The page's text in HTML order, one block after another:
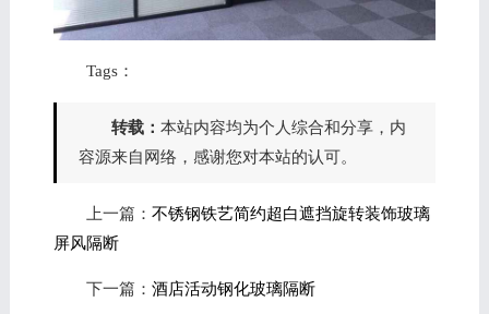
Tags：
转载： 本站内容均为个人综合和分享，内
容源来自网络，感谢您对本站的认可。
上一篇： 不锈钢铁艺简约超白遮挡旋转装饰玻璃
屏风隔断
下一篇： 酒店活动钢化玻璃隔断